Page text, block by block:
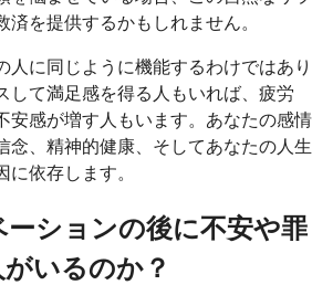
済を提供するかもしれません。
人に同じように機能するわけではあり
して満足感を得る人もいれば、疲労
安感が増す人もいます。あなたの感情
念、精神的健康、そしてあなたの人生
依存します。
ションの後に不安や罪
いるのか？